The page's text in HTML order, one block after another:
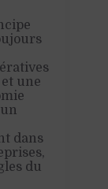
une
dans
du